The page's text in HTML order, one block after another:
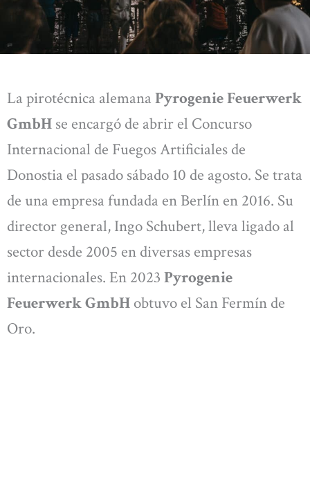
La pirotécnica alemana Pyrogenie Feuerwerk
GmbH se encargó de abrir el Concurso
Internacional de Fuegos Artificiales de
Donostia el pasado sábado 10 de agosto. Se trata
de una empresa fundada en Berlín en 2016. Su
director general, Ingo Schubert, lleva ligado al
sector desde 2005 en diversas empresas
internacionales. En 2023 Pyrogenie
Feuerwerk GmbH obtuvo el San Fermín de
Oro.